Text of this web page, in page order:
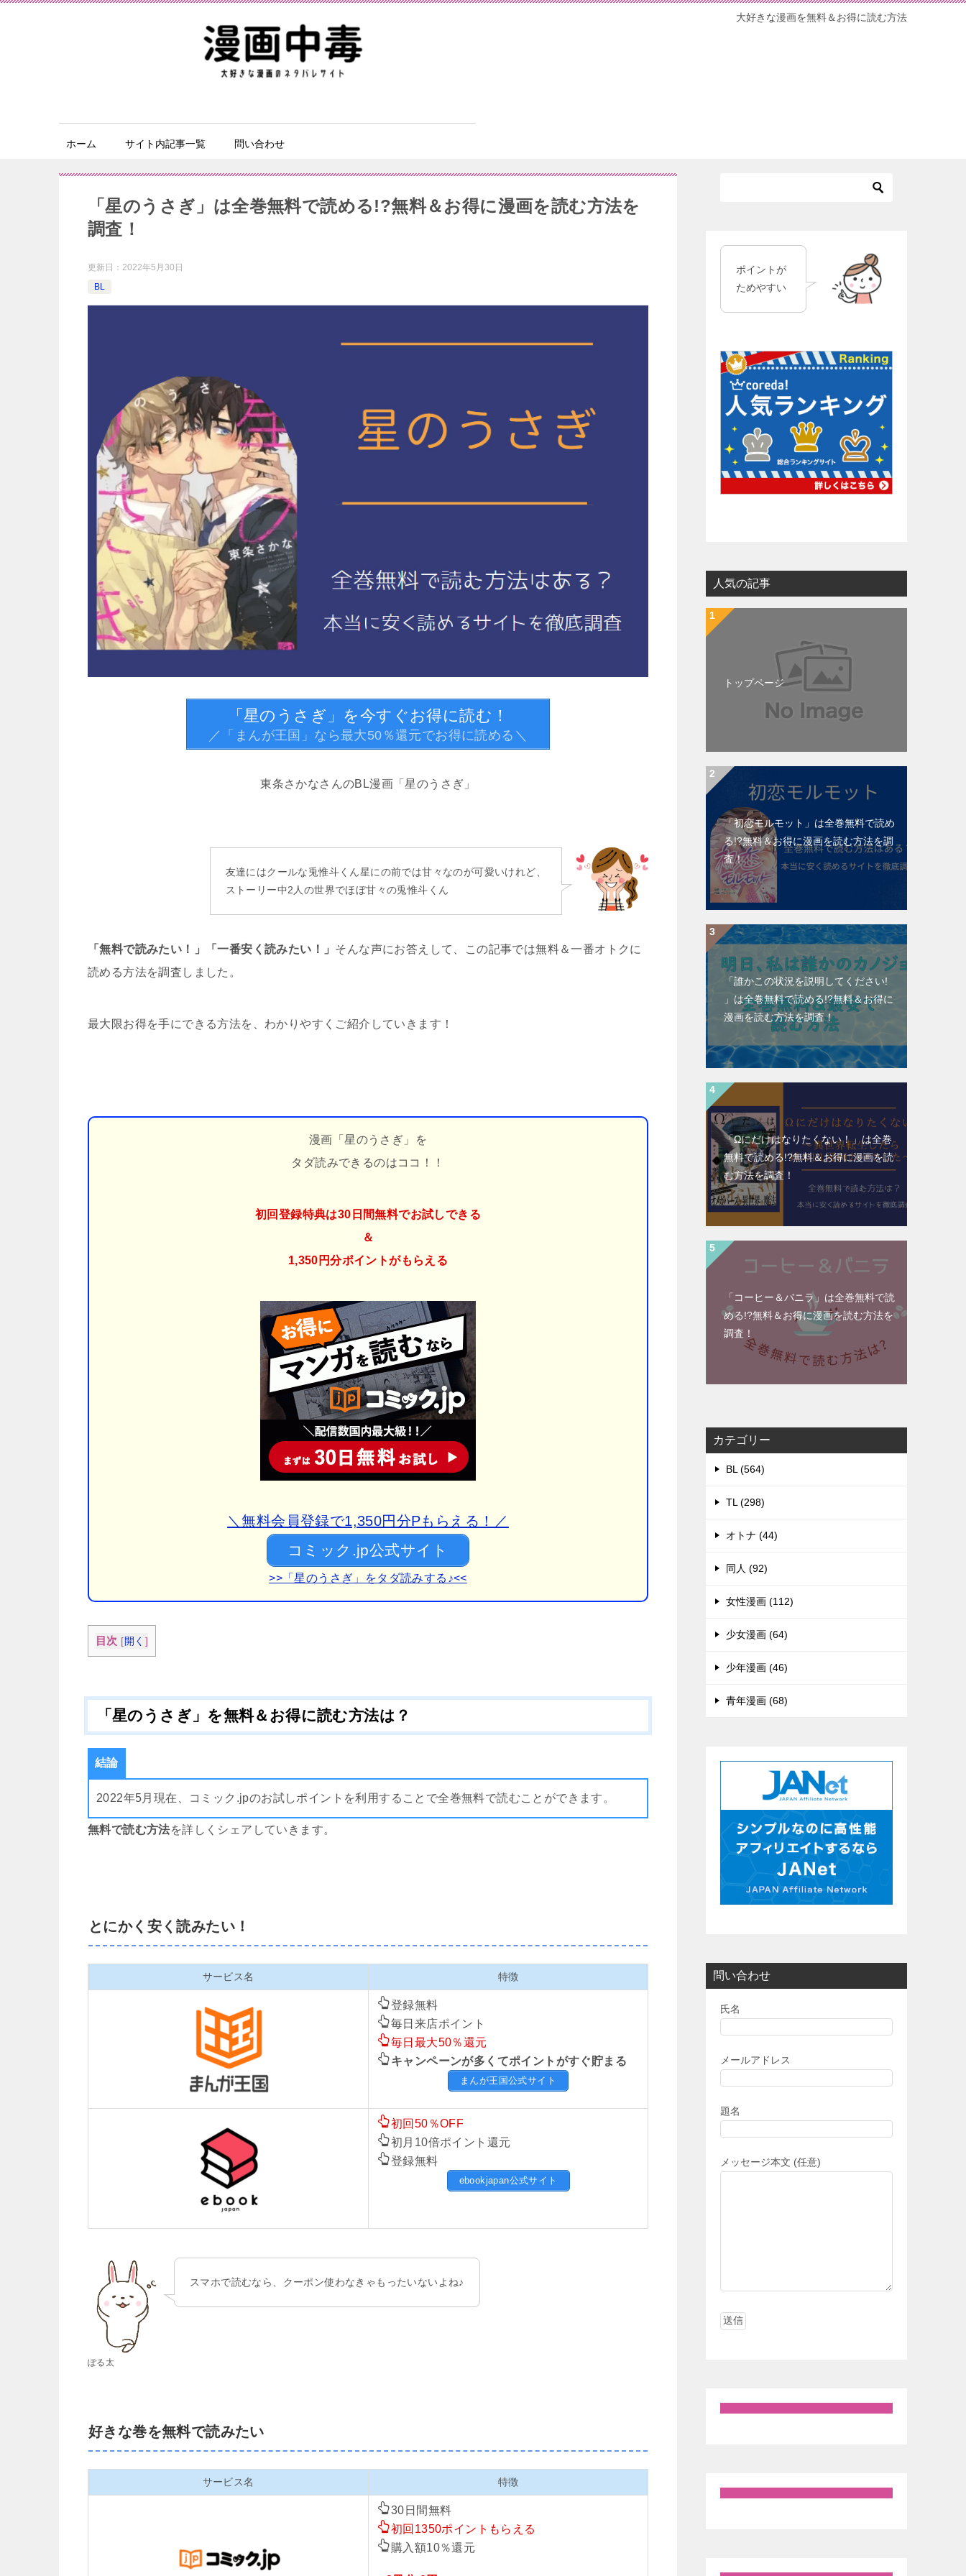
大好きな漫画を無料＆お得に読む方法
ホーム サイト内記事一覧 問い合わせ
「星のうさぎ」は全巻無料で読める!?無料＆お得に漫画を読む⽅法を
調査！
更新日： 2022年5月30日
BL
「星のうさぎ」を今すぐお得に読む！
／「まんが王国」なら最大50％還元でお得に読める＼
東条さかなさんのBL漫画「星のうさぎ」
友達にはクールな兎惟斗くん星にの前では甘々なのが可愛いけれど、
ストーリー中2人の世界でほぼ甘々の兎惟斗くん
「無料で読みたい！」「一番安く読みたい！」 そんな声にお答えして、この記事では無料＆一番オトクに
読める方法を調査しました。
最大限お得を手にできる方法を、わかりやすくご紹介していきます！
漫画「星のうさぎ」を
タダ読みできるのはココ！！
初回登録特典は30日間無料でお試しできる
＆
1,350円分ポイントがもらえる
＼無料会員登録で1,350円分Pもらえる！／
コミック.jp公式サイト
>>「星のうさぎ」をタダ読みする♪<<
目次 [開く ]
「星のうさぎ」を無料＆お得に読む方法は？
結論
2022年5月現在、コミック.jpのお試しポイントを利用することで全巻無料で読むことができます。
無料で読む方法を詳しくシェアしていきます。
とにかく安く読みたい！
サービス名 特徴
登録無料
毎日来店ポイント
毎日最大50％還元
キャンペーンが多くてポイントがすぐ貯まる
まんが王国公式サイト
初回50％OFF
初月10倍ポイント還元
登録無料
ebookjapan公式サイト
ぽる太
スマホで読むなら、クーポン使わなきゃもったいないよね♪
好きな巻を無料で読みたい
サービス名 特徴
30日間無料
初回1350ポイントもらえる
購入額10％還元
ポイントが
ためやすい
人気の記事
トップページ
「初恋モルモット」は全巻無料で読め
る!?無料＆お得に漫画を読む⽅法を調
査！
「誰かこの状況を説明してください!
」は全巻無料で読める!?無料＆お得に
漫画を読む⽅法を調査！
「Ωにだけはなりたくない！」は全巻
無料で読める!?無料＆お得に漫画を読
む⽅法を調査！
「コーヒー＆バニラ」は全巻無料で読
める!?無料＆お得に漫画を読む⽅法を
調査！
カテゴリー
BL (564)
TL (298)
オトナ (44)
同人 (92)
女性漫画 (112)
少女漫画 (64)
少年漫画 (46)
青年漫画 (68)
問い合わせ
氏名
メールアドレス
題名
メッセージ本文 (任意)